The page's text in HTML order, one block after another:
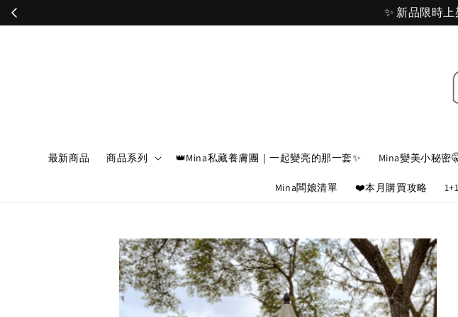
加入官網
最新商品 商品系列 👑Mina私藏養膚團｜一起變亮的那一套✨ Mina變美小秘密
Mina闆娘清單 ❤️本月購買攻略